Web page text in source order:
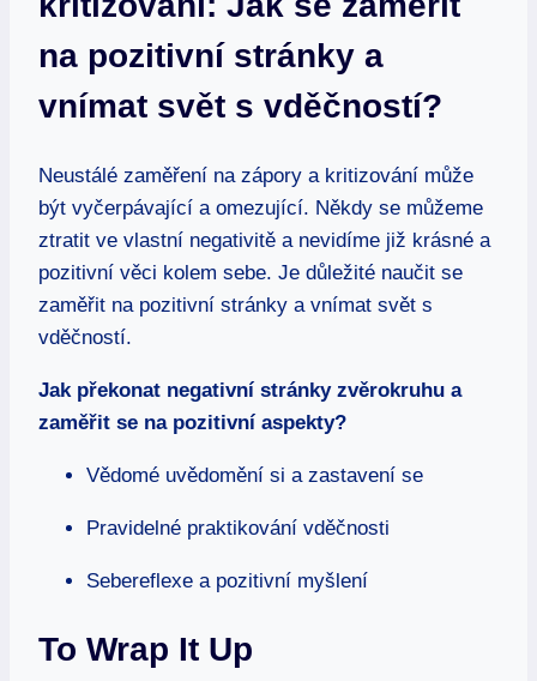
na ​pozitivní stránky a
vnímat⁣ svět s vděčností?
Neustálé zaměření na zápory a kritizování může
být vyčerpávající a omezující.‌ Někdy se můžeme
ztratit ve ‍vlastní negativitě a nevidíme již krásné a
pozitivní​ věci kolem sebe. Je důležité naučit se
zaměřit na pozitivní stránky a vnímat ⁤svět s
vděčností.
Jak překonat negativní stránky‌ zvěrokruhu a
zaměřit se na pozitivní aspekty?
Vědomé uvědomění si a zastavení se
Pravidelné praktikování vděčnosti
Sebereflexe a pozitivní myšlení
To Wrap It Up